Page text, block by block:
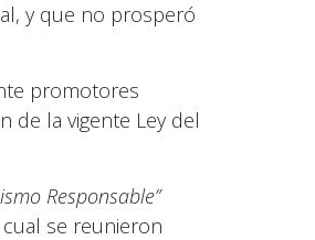
y que no prosperó
promotores
de la vigente Ley del
Responsable”
se reunieron